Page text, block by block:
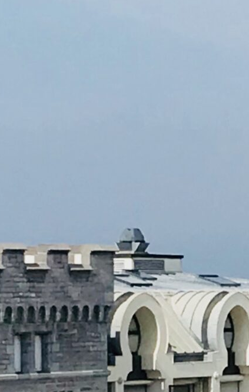
Open Data : écran noir en
gare d’Hendaye !
Information en temps réel, information
prédictive, open data, open Innovation…
Tout cela…